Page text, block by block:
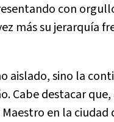
con
más su jerarquía
aislado, sino la
Cabe destacar
en la